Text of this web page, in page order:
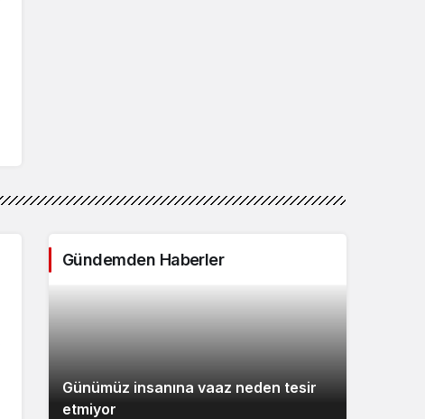
Gündemden Haberler
Günümüz insanına vaaz neden tesir
etmiyor